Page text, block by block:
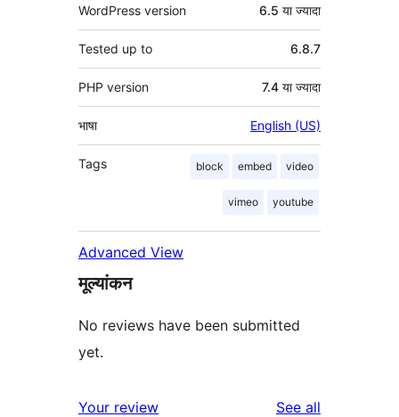
WordPress version 6.5 या ज्यादा
Tested up to 6.8.7
PHP version 7.4 या ज्यादा
भाषा English (US)
Tags block embed video
vimeo youtube
Advanced View
मूल्यांकन
No reviews have been submitted
yet.
Your review See all